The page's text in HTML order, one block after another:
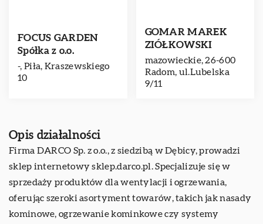
FOCUS GARDEN
Spółka z o.o.
-, Piła, Kraszewskiego
10
GOMAR MAREK
ZIÓŁKOWSKI
mazowieckie, 26-600
Radom, ul.Lubelska
9/11
Opis działalności
Firma DARCO Sp. z o.o., z siedzibą w Dębicy, prowadzi
sklep internetowy sklep.darco.pl. Specjalizuje się w
sprzedaży produktów dla wentylacji i ogrzewania,
oferując szeroki asortyment towarów, takich jak nasady
kominowe, ogrzewanie kominkowe czy systemy